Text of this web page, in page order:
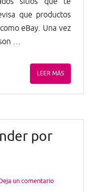
que productos
eBay. Una vez
…
LEER MÁS
por
un comentario